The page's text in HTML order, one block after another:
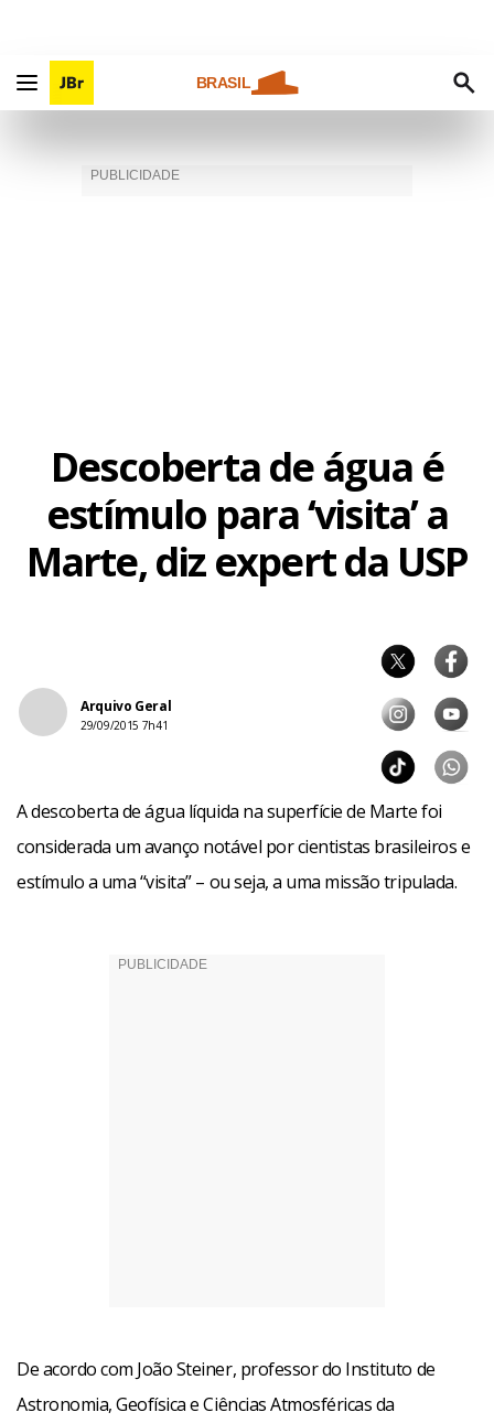
BRASIL
Descoberta de água é
estímulo para ‘visita’ a
Marte, diz expert da USP
Arquivo Geral
29/09/2015 7h41
A descoberta de água líquida na superfície de Marte foi
considerada um avanço notável por cientistas brasileiros e
estímulo a uma “visita” – ou seja, a uma missão tripulada.
De acordo com João Steiner, professor do Instituto de
Astronomia, Geofísica e Ciências Atmosféricas da